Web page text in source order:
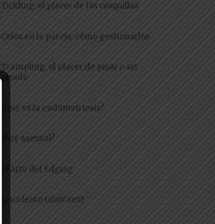
Tickling, el placer de las cosquillas
Celos en la pareja: cómo gestionarlos
Trampling, el placer de pisar o ser
pisado
¿Qué es la endometriosis?
¿Soy asexual?
El Arte del Edging
Sexo lento (slow sex)